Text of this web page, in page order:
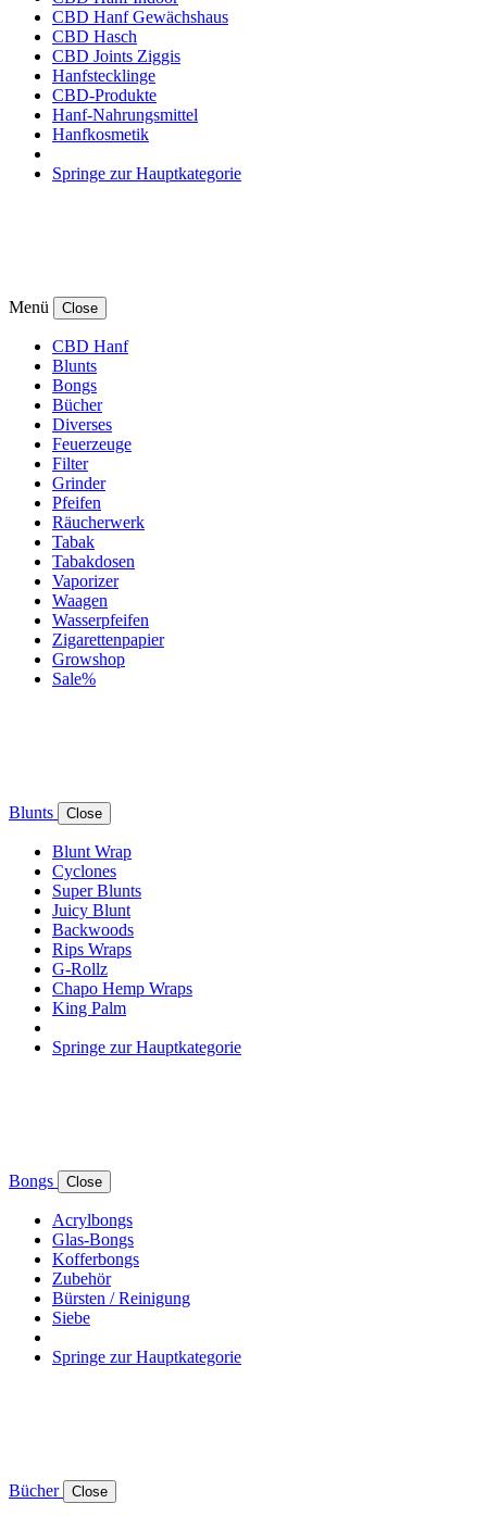
CBD Hanf Gewächshaus
CBD Hasch
CBD Joints Ziggis
Hanfstecklinge
CBD-Produkte
Hanf-Nahrungsmittel
Hanfkosmetik
Springe zur Hauptkategorie
Menü Close
CBD Hanf
Blunts
Bongs
Bücher
Diverses
Feuerzeuge
Filter
Grinder
Pfeifen
Räucherwerk
Tabak
Tabakdosen
Vaporizer
Waagen
Wasserpfeifen
Zigarettenpapier
Growshop
Sale%
Blunts Close
Blunt Wrap
Cyclones
Super Blunts
Juicy Blunt
Backwoods
Rips Wraps
G-Rollz
Chapo Hemp Wraps
King Palm
Springe zur Hauptkategorie
Bongs Close
Acrylbongs
Glas-Bongs
Kofferbongs
Zubehör
Bürsten / Reinigung
Siebe
Springe zur Hauptkategorie
Bücher Close